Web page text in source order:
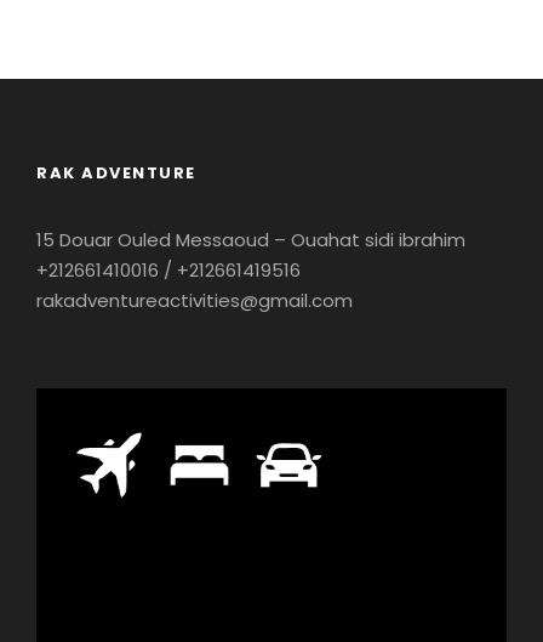
RAK ADVENTURE
15 Douar Ouled Messaoud – Ouahat sidi ibrahim
+212661410016 / +212661419516
rakadventureactivities@gmail.com